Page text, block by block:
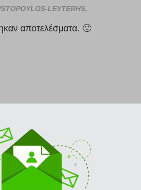
LEYTERHS.
αποτελέσματα. 🙁